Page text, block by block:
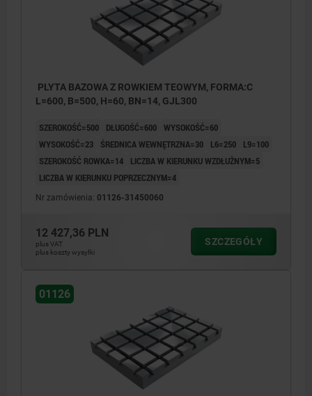
PLYTA BAZOWA Z ROWKIEM TEOWYM, FORMA:C
L=600, B=500, H=60, BN=14, GJL300
SZEROKOŚĆ=500 DŁUGOŚĆ=600 WYSOKOŚĆ=60
WYSOKOŚĆ=23
ŚREDNICA WEWNĘTRZNA=30 L6=250
L9=100
SZEROKOŚĆ ROWKA=14
LICZBA W KIERUNKU WZDŁUŻNYM=5
LICZBA W KIERUNKU POPRZECZNYM=4
Nr zamówienia: 01126-31450060
12 427,36 PLN
plus VAT
plus koszty wysyłki
SZCZEGÓŁY
01126